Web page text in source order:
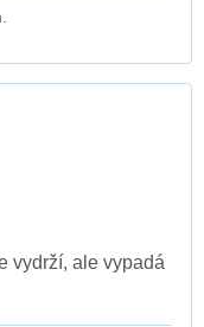
vydrží, ale vypadá